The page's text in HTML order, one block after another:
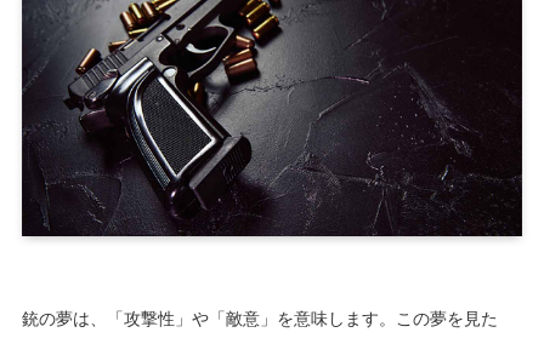
銃の夢は、「攻撃性」や「敵意」を意味します。この夢を見た